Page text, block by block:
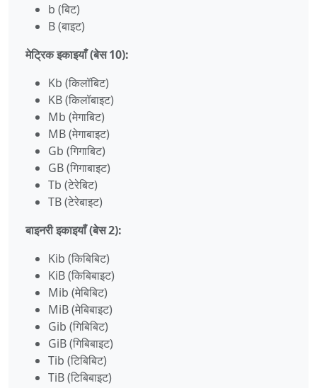
b (बिट)
B (बाइट)
मेट्रिक इकाइयाँ (बेस 10):
Kb (किलॉबिट)
KB (किलॉबाइट)
Mb (मेगाबिट)
MB (मेगाबाइट)
Gb (गिगाबिट)
GB (गिगाबाइट)
Tb (टेरेबिट)
TB (टेरेबाइट)
बाइनरी इकाइयाँ (बेस 2):
Kib (किबिबिट)
KiB (किबिबाइट)
Mib (मेबिबिट)
MiB (मेबिबाइट)
Gib (गिबिबिट)
GiB (गिबिबाइट)
Tib (टिबिबिट)
TiB (टिबिबाइट)